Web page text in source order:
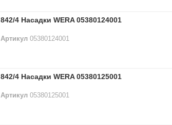
842/4 Насадки WERA 05380124001
Артикул 05380124001
842/4 Насадки WERA 05380125001
Артикул 05380125001